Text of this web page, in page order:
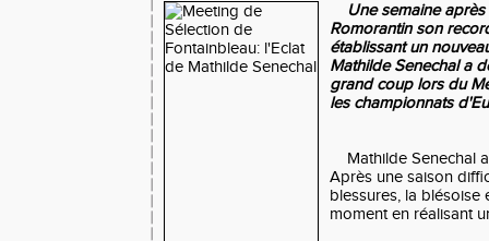
Une semaine
Romorantin son
établissant un
Mathilde Senechal a
grand coup lors du
les championnats
Mathilde Senechal
Après une saison
blessures, la blésoise
moment en réalisant